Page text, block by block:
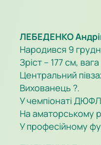
ЛЕБЕДЕНКО
Народився 9
Зріст – 177 см, вага
Центральний
Вихованець ?.
У чемпіонаті
На аматорському
У професійному